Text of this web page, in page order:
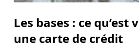
Les bases : ce qu’est
une carte de crédit